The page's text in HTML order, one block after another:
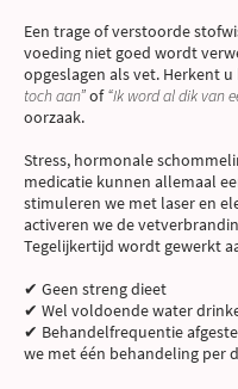
Een trage of verstoorde
voeding niet goed wordt
opgeslagen als vet. Herkent
toch aan”of“Ik word al dik van
oorzaak.
Stress, hormonale
medicatie kunnen allemaal
stimuleren we met laser en
activeren we de
Tegelijkertijd wordt gewerkt
✔ Geen streng dieet
✔ Wel voldoende water
✔ Behandelfrequentie
we met één behandeling per